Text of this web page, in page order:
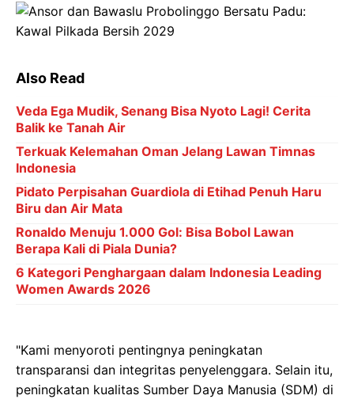
Also Read
Veda Ega Mudik, Senang Bisa Nyoto Lagi! Cerita
Balik ke Tanah Air
Terkuak Kelemahan Oman Jelang Lawan Timnas
Indonesia
Pidato Perpisahan Guardiola di Etihad Penuh Haru
Biru dan Air Mata
Ronaldo Menuju 1.000 Gol: Bisa Bobol Lawan
Berapa Kali di Piala Dunia?
6 Kategori Penghargaan dalam Indonesia Leading
Women Awards 2026
"Kami menyoroti pentingnya peningkatan
transparansi dan integritas penyelenggara. Selain itu,
peningkatan kualitas Sumber Daya Manusia (SDM) di